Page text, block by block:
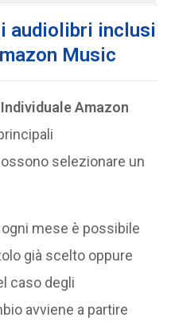
audiolibri inclusi
Music
Amazon
selezionare un
mese è possibile
già scelto oppure
caso degli
avviene a partire